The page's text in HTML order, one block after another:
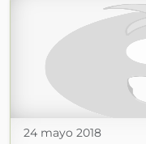
24 mayo 2018